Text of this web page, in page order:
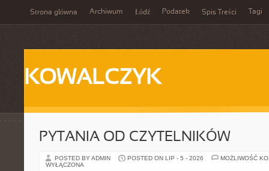
Strona główna Archiwum Łódź Podatek Spis Treści Tagi
KOWALCZYK
PYTANIA OD CZYTELNIKÓW
POSTED BY ADMIN POSTED ON LIP - 5 - 2026
MOŻLIWOŚĆ
WYŁĄCZONA